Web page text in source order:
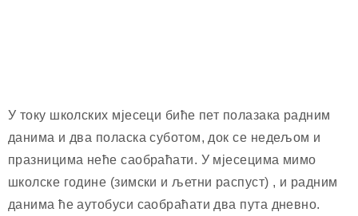
У току школских мјесеци биће пет полазака радним
данима и два поласка суботом, док се недељом и
празницима неће саобраћати. У мјесецима мимо
школске године (зимски и љетни распуст) , и радним
данима ће аутобуси саобраћати два пута дневно.